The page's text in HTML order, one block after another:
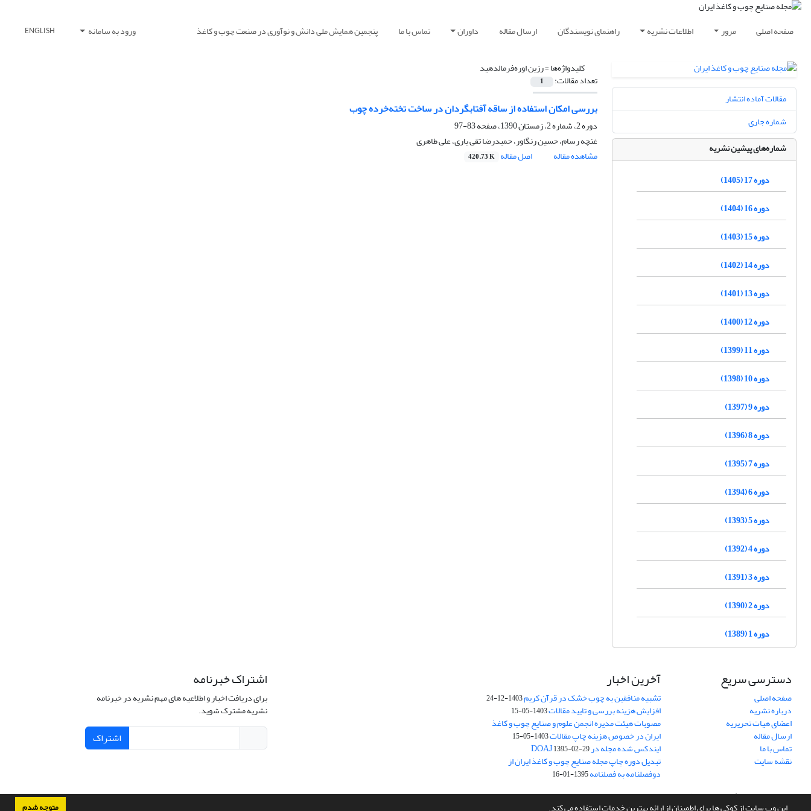
متوجه شدم
صفحه اصلی مرور اطلاعات نشریه راهنمای نویسندگان ارسال مقاله داوران تماس با ما پنجمین همایش ملی دانش و نوآوری در صنعت چوب و کاغذ ورود به سامانه ENGLISH
کلیدواژه‌ها =رزین اوره‌فرمالدهید
تعداد مقالات: 1
بررسی امکان استفاده از ساقه آفتابگردان در ساخت تخته‌خرده چوب
دوره 2، شماره 2، زمستان 1390، صفحه
83-97
غنچه رسام، حسین رنگاور، حمیدرضا تقی یاری، علی طاهری
مشاهده مقاله
اصل مقاله 420.73 K
مقالات آماده انتشار
شماره جاری
شماره‌های پیشین نشریه
دوره 17 (1405)
دوره 16 (1404)
دوره 15 (1403)
دوره 14 (1402)
دوره 13 (1401)
دوره 12 (1400)
دوره 11 (1399)
دوره 10 (1398)
دوره 9 (1397)
دوره 8 (1396)
دوره 7 (1395)
دوره 6 (1394)
دوره 5 (1393)
دوره 4 (1392)
دوره 3 (1391)
دوره 2 (1390)
دوره 1 (1389)
دسترسی سریع
صفحه اصلی
درباره نشریه
اعضای هیات تحریریه
ارسال مقاله
تماس با ما
نقشه سایت
آخرین اخبار
تشبیه منافقین به چوب خشک در قرآن کریم1403-12-24
افزایش هزینه بررسی و تایید مقالات1403-05-15
مصوبات هیئت مدیره انجمن علوم و صنایع چوب و کاغذ
ایران در خصوص هزینه چاپ مقالات1403-05-15
ایندکس شده مجله در DOAJ1395-02-29
تبدیل دوره چاپ مجله صنایع چوب و کاغذ ایران از
دوفصلنامه به فصلنامه1395-01-16
اشتراک خبرنامه
برای دریافت اخبار و اطلاعیه های مهم نشریه در خبرنامه
نشریه مشترک شوید.
اشتراک
سامانه مدیریت نشریات علمی.طراحی و پیاده سازی ازسیناوب